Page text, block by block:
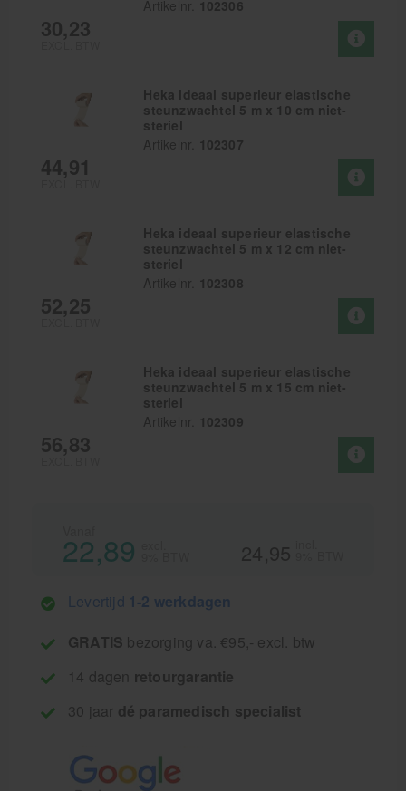
Artikelnr. 102306
30,23
Heka ideaal superieur elastische
steunzwachtel 5 m x 10 cm niet-
steriel
Artikelnr. 102307
44,91
Heka ideaal superieur elastische
steunzwachtel 5 m x 12 cm niet-
steriel
Artikelnr. 102308
52,25
Heka ideaal superieur elastische
steunzwachtel 5 m x 15 cm niet-
steriel
Artikelnr. 102309
56,83
22,89 24,95
Levertijd 1-2 werkdagen
GRATIS bezorging va. €95,- excl. btw
14 dagen retourgarantie
30 jaar dé paramedisch specialist